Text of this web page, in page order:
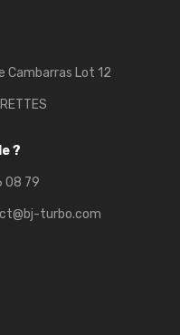
Cambarras Lot 12
?
08 79
turbo.com